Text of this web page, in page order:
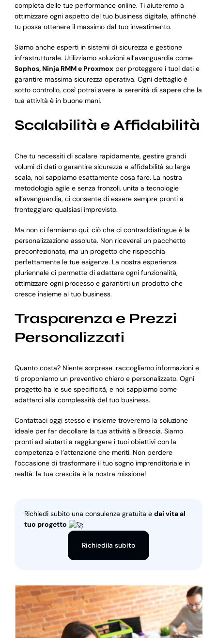
completa delle tue performance online. Ti aiuteremo a
ottimizzare ogni aspetto del tuo business digitale, affinché
tu possa ottenere il massimo dal tuo investimento.
Siamo anche esperti in sistemi di sicurezza e gestione
infrastrutturale. Utilizziamo soluzioni all’avanguardia come
Sophos, Ninja RMM e Proxmoxper proteggere i tuoi dati e
garantire massima sicurezza operativa. Ogni dettaglio è
sotto controllo, così potrai avere la serenità di sapere che la
tua attività è in buone mani.
Scalabilità e Affidabilità
Che tu necessiti di scalare rapidamente, gestire grandi
volumi di dati o garantire sicurezza e affidabilità su larga
scala, noi sappiamo esattamente cosa fare. La nostra
metodologia agile e senza fronzoli, unita a tecnologie
all’avanguardia, ci consente di essere sempre pronti a
fronteggiare qualsiasi imprevisto.
Ma non ci fermiamo qui: ciò che ci contraddistingue è la
personalizzazione assoluta. Non riceverai un pacchetto
preconfezionato, ma un progetto che rispecchia
perfettamente le tue esigenze. La nostra esperienza
pluriennale ci permette di adattare ogni funzionalità,
ottimizzare ogni processo e garantirti un prodotto che
cresce insieme al tuo business.
Trasparenza e Prezzi
Personalizzati
Quanto costa? Niente sorprese: raccogliamo informazioni e
ti proponiamo un preventivo chiaro e personalizzato. Ogni
progetto ha le sue specificità, e noi sappiamo come
adattarci alla complessità del tuo business.
Contattaci oggi stesso e insieme troveremo la soluzione
ideale per far decollare la tua attività a Brescia. Siamo
pronti ad aiutarti a raggiungere i tuoi obiettivi con la
competenza e l’attenzione che meriti. Non perdere
l’occasione di trasformare il tuo sogno imprenditoriale in
realtà: la tua crescita è la nostra missione!
Richiedi subito una consulenza gratuita e dai vita al
tuo progetto
Richiedila subito